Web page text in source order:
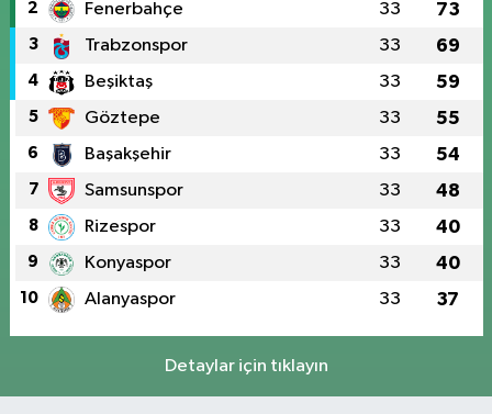
2 Fenerbahçe 33 73
3 Trabzonspor 33 69
4 Beşiktaş 33 59
5 Göztepe 33 55
6 Başakşehir 33 54
7 Samsunspor 33 48
8 Rizespor 33 40
9 Konyaspor 33 40
10 Alanyaspor 33 37
Detaylar için tıklayın